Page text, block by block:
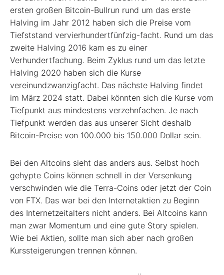
ersten großen Bitcoin-Bullrun rund um das erste
Halving im Jahr 2012 haben sich die Preise vom
Tiefststand vervierhundertfünfzig-facht. Rund um das
zweite Halving 2016 kam es zu einer
Verhundertfachung. Beim Zyklus rund um das letzte
Halving 2020 haben sich die Kurse
vereinundzwanzigfacht. Das nächste Halving findet
im März 2024 statt. Dabei könnten sich die Kurse vom
Tiefpunkt aus mindestens verzehnfachen. Je nach
Tiefpunkt werden das aus unserer Sicht deshalb
Bitcoin-Preise von 100.000 bis 150.000 Dollar sein.
Bei den Altcoins sieht das anders aus. Selbst hoch
gehypte Coins können schnell in der Versenkung
verschwinden wie die Terra-Coins oder jetzt der Coin
von FTX. Das war bei den Internetaktien zu Beginn
des Internetzeitalters nicht anders. Bei Altcoins kann
man zwar Momentum und eine gute Story spielen.
Wie bei Aktien, sollte man sich aber nach großen
Kurssteigerungen trennen können.